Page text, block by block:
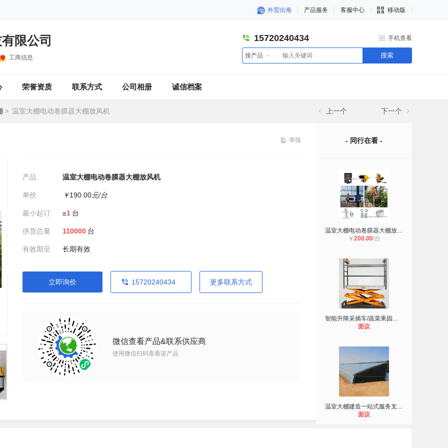
外贸出海 产品服务 客服中心 移动版
限公司
工商信息
15720240434 手机查看
搜产品 搜索
荣誉资质 联系方式 公司相册 诚信档案
> 温室大棚电动卷膜器大棚放风机 上一个 下一个
举报
产品 温室大棚电动卷膜器大棚放风机
单价 ￥190.00元/台
最小起订 ≥1 台
供货总量 110000 台
有效期至 长期有效
立即询价 15720240434 更多联系方式
微信查看产品&联系供应商
使用微信扫码查看该产品
- 同行在看 -
温室大棚电动卷膜器大棚放风机
￥ 200.00/台
智能升降采摘车/蔬菜果园采摘车
面议
温室大棚建造一站式服务支持定制/避
面议